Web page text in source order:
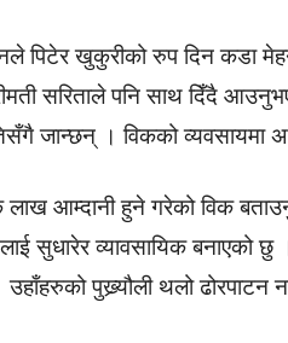
पिटेर खुकुरीको रुप दिन कडा
सरिताले पनि साथ दिँदै
जान्छन् । विकको व्यवसायमा
आम्दानी हुने गरेको विक
सुधारेर व्यावसायिक बनाएको छु
पुख्र्यौली थलो ढोरपाटन